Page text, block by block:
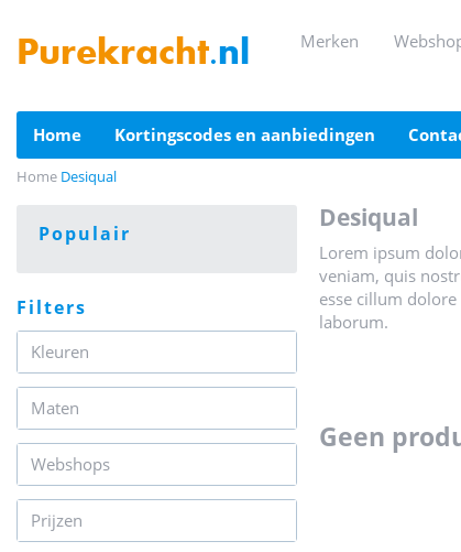
Purekracht.nl merken
home kortingscodes en aanbiedingen
Home Desiqual
desiqual
Lorem ipsum
veniam, quis
esse cillum
laborum.
geen
populair
filters
Kleuren
Maten
Webshops
Prijzen